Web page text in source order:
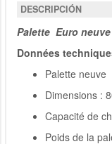
DESCRIPCIÓN
Palette Euro
Données
Palette neuve
Dimensions :
Capacité de
Poids de la